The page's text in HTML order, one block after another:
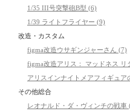
1/35 III号突撃砲B型 (6)
1/39 ライトフライヤー (9)
改造・カスタム
figma改造ウサギンジャーさん (7)
figma改造アリス： マッドネス リ
アリスインナイトメアフィギュア
その他総合
レオナルド・ダ・ヴィンチの戦車